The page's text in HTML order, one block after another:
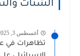
الشتات
أغسطس 3, 2025
تظاهرات في